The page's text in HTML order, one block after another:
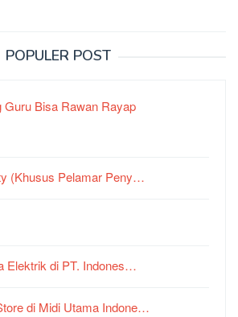
POPULER POST
Guru Bisa Rawan Rayap
(Khusus Pelamar Peny…
Elektrik di PT. Indones…
di Midi Utama Indone…